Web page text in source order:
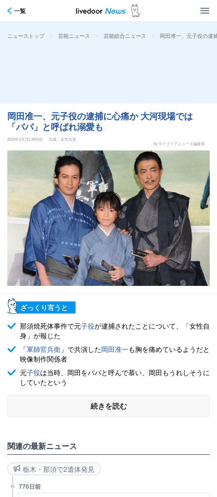
一覧
ニューストップ > 芸能ニュース > 芸能総合ニュース > 岡田准一、元子役の逮
岡田准一、元子役の逮捕に心痛か 大河現場では
「パパ」と呼ばれ溺愛も
2024年5月7日 6時0分
写真：女性自身
by ライブドアニュース編集部
ざっくり言うと
那須焼死体事件で元子役が逮捕されたことについて、「女性自
身」が報じた
「軍師官兵衛 」で共演した岡田准一も胸を痛めているようだと
映像制作関係者
元子役は当時、岡田をパパと呼んで慕い、岡田もうれしそうに
していたという
続きを読む
関連の最新ニュース
栃木・那須で2遺体発見
770日前